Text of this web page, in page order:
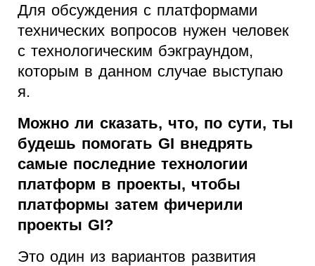
Для обсуждения с платформами
технических вопросов нужен человек
с технологическим бэкграундом,
которым в данном случае выступаю
я.
Можно ли сказать, что, по сути, ты
будешь помогать GI внедрять
самые последние технологии
платформ в проекты, чтобы
платформы затем фичерили
проекты GI?
Это один из вариантов развития